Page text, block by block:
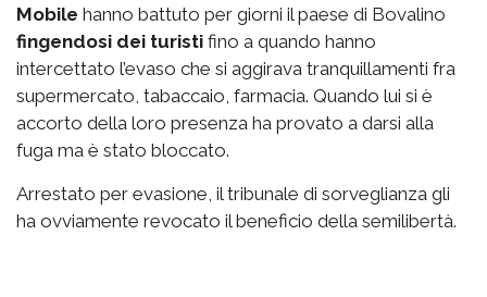
Mobile hanno battuto per giorni il paese di Bovalino
fingendosi dei turisti fino a quando hanno
intercettato l’evaso che si aggirava tranquillamenti fra
supermercato, tabaccaio, farmacia. Quando lui si è
accorto della loro presenza ha provato a darsi alla
fuga ma è stato bloccato.
Arrestato per evasione, il tribunale di sorveglianza gli
ha ovviamente revocato il beneficio della semilibertà.